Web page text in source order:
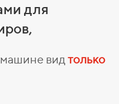
для
вид только